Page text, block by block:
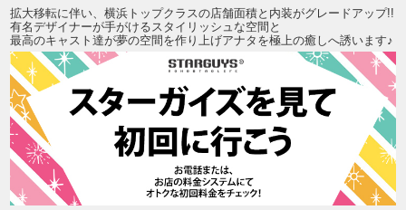
拡大移転に伴い、横浜トップクラスの店舗面積と内装がグレードアップ!!
有名デザイナーが手がけるスタイリッシュな空間と
最高のキャスト達が夢の空間を作り上げアナタを極上の癒しへ誘います♪